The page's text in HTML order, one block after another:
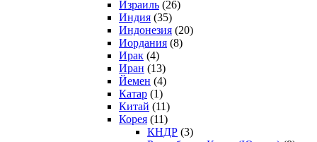
Израиль (26)
Индия (35)
Индонезия (20)
Иордания (8)
Ирак (4)
Иран (13)
Йемен (4)
Катар (1)
Китай (11)
Корея (11)
КНДР (3)